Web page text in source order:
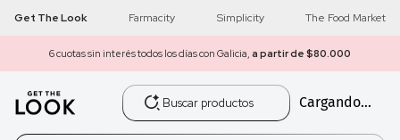
Get The Look Farmacity Simplicity The Food Market
6 cuotas sin interés todos los días con Galicia, a partir de $80.000
Buscar productos
Cargando...
1 get the look